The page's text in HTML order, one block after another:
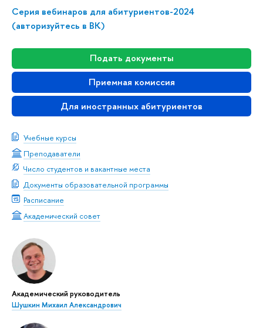
Серия вебинаров для абитуриентов-2024
(авторизуйтесь в ВК)
Подать документы
Приемная комиссия
Для иностранных абитуриентов
Учебные курсы
Преподаватели
Число студентов и вакантные места
Документы образовательной программы
Расписание
Академический совет
Академический руководитель
Шушкин Михаил Александрович